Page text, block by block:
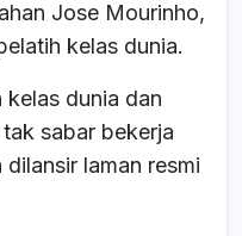
Jose Mourinho,
kelas dunia.
kelas dunia dan
sabar bekerja
laman resmi